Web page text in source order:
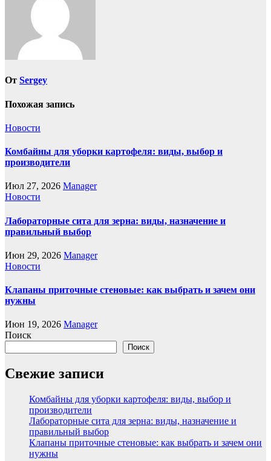
От Sergey
Похожая запись
Новости
Комбайны для уборки картофеля: виды, выбор и
производители
Июл 27, 2026 Manager
Новости
Лабораторные сита для зерна: виды, назначение и
правильный выбор
Июн 29, 2026 Manager
Новости
Клапаны приточные стеновые: как выбрать и зачем они
нужны
Июн 19, 2026 Manager
Поиск
Поиск
Свежие записи
Комбайны для уборки картофеля: виды, выбор и
производители
Лабораторные сита для зерна: виды, назначение и
правильный выбор
Клапаны приточные стеновые: как выбрать и зачем они
нужны